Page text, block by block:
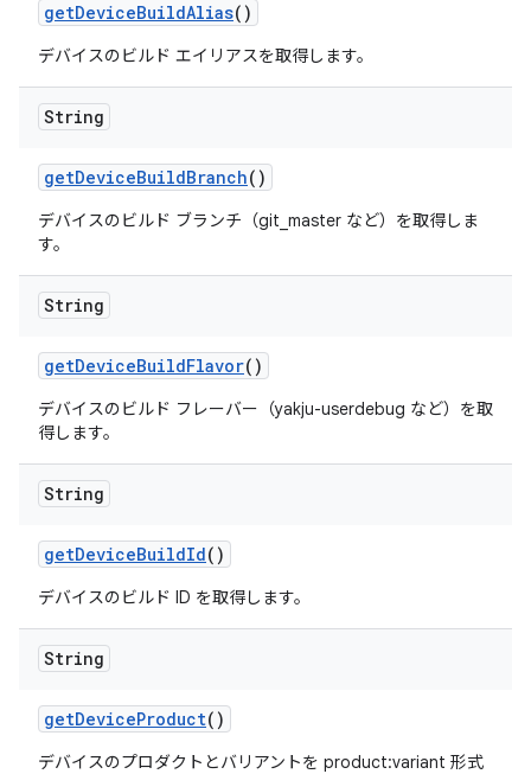
getDeviceBuildAlias()
デバイスのビルド エイリアスを取得します。
String
getDeviceBuildBranch()
デバイスのビルド ブランチ（git_master など）を取得しま
す。
String
getDeviceBuildFlavor()
デバイスのビルド フレーバー（yakju-userdebug など）を取
得します。
String
getDeviceBuildId()
デバイスのビルド ID を取得します。
String
getDeviceProduct()
デバイスのプロダクトとバリアントを product:variant 形式